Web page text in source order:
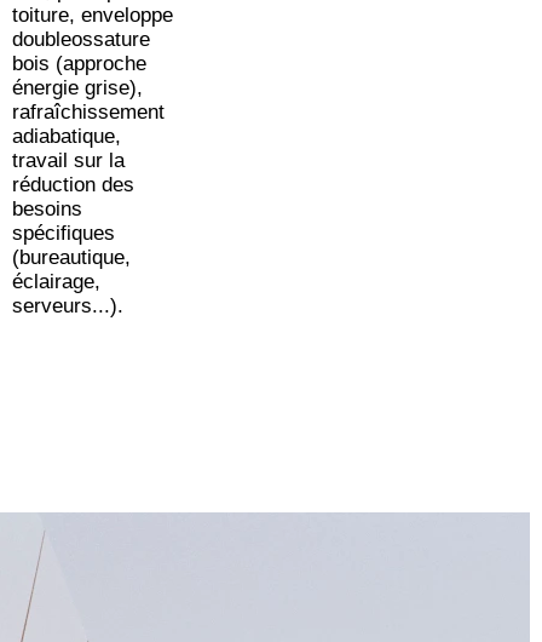
toiture, enveloppe
doubleossature
bois (approche
énergie grise),
rafraîchissement
adiabatique,
travail sur la
réduction des
besoins
spécifiques
(bureautique,
éclairage,
serveurs...).